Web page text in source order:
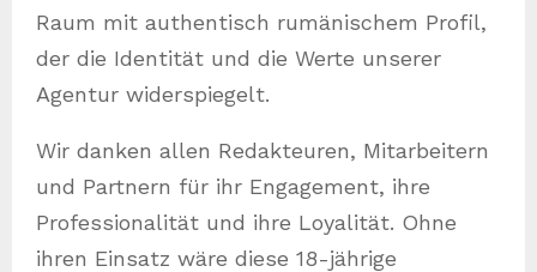
Raum mit authentisch rumänischem Profil,
der die Identität und die Werte unserer
Agentur widerspiegelt.
Wir danken allen Redakteuren, Mitarbeitern
und Partnern für ihr Engagement, ihre
Professionalität und ihre Loyalität. Ohne
ihren Einsatz wäre diese 18-jährige